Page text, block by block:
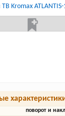
Kromax
поворот и